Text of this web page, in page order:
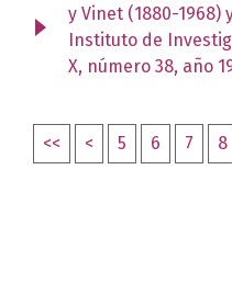
y Vinet (1880-1968)
Instituto de
X, número 38, año
<< < 5 6 7 8